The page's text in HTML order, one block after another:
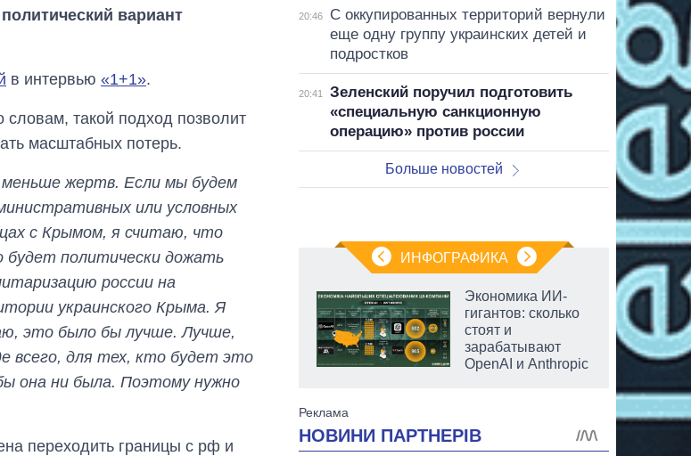
вариант
в интервью «1+1».
словам, такой подход позволит
масштабных потерь.
жертв. Если мы будем
или условных
с Крымом, я считаю, что
будет политически дожать
россии на
украинского Крыма. Я
это было бы лучше. Лучше,
всего, для тех, кто будет это
она ни была. Поэтому нужно
переходить границы с рф и
20:46
С оккупированных территорий вернули
еще одну группу украинских детей и
подростков
20:41
Зеленский поручил подготовить
«специальную санкционную
операцию» против россии
Больше новостей
ИНФОГРАФИКА
тарифы на
холодную воду в
на начало августа
Экономика ИИ-
гигантов: сколько
стоят и
зарабатывают
OpenAI и Anthropic